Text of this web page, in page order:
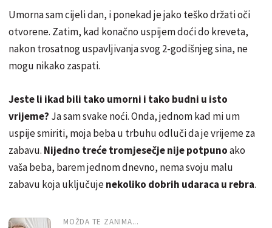
Umorna sam cijeli dan, i ponekad je jako teško držati oči
otvorene. Zatim, kad konačno uspijem doći do kreveta,
nakon trosatnog uspavljivanja svog 2-godišnjeg sina, ne
mogu nikako zaspati.
Jeste li ikad bili tako umorni i tako budni u isto
vrijeme? Ja sam svake noći. Onda, jednom kad mi um
uspije smiriti, moja beba u trbuhu odluči da je vrijeme za
zabavu. Nijedno treće tromjesečje nije potpunoako
vaša beba, barem jednom dnevno, nema svoju malu
zabavu koja uključujenekoliko dobrih udaraca u rebra.
MOŽDA TE ZANIMA...